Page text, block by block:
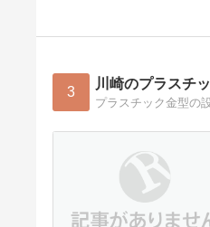
3 川崎のプラスチ